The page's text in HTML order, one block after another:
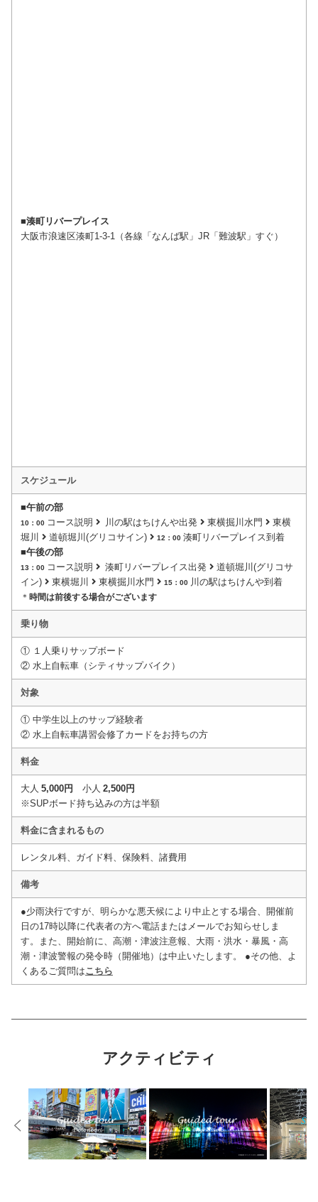
■湊町リバープレイス
大阪市浪速区湊町1-3-1（各線「なんば駅」JR「難波駅」すぐ）
スケジュール
■午前の部
10：00 コース説明 川の駅はちけんや出発 東横掘川水門
東横
堀川
道頓堀川(グリコサイン) 12：00 湊町リバープレイス到着
■午後の部
13：00 コース説明 湊町リバープレイス出発
道頓堀川(グリコサ
イン)
東横堀川 東横掘川水門 15：00 川の駅はちけんや到着
＊ 時間は前後する場合がございます
乗り物
① １人乗りサップボード
② 水上自転車（シティサップバイク）
対象
① 中学生以上のサップ経験者
② 水上自転車講習会修了カードをお持ちの方
料金
大人 5,000円 小人 2,500円
※SUPボード持ち込みの方は半額
料金に含まれるもの
レンタル料、ガイド料、保険料、諸費用
備考
●少雨決行ですが、明らかな悪天候により中止とする場合、開催前
日の17時以降に代表者の方へ電話またはメールでお知らせしま
す。また、開始前に、高潮・津波注意報、大雨・洪水・暴風・高
潮・津波警報の発令時（開催地）は中止いたします。 ●その他、よ
くあるご質問はこちら
アクティビティ